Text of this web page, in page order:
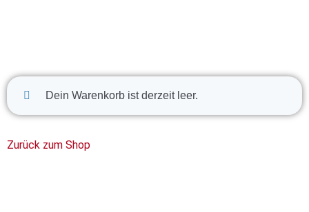
Dein Warenkorb ist derzeit leer.
Zurück zum Shop